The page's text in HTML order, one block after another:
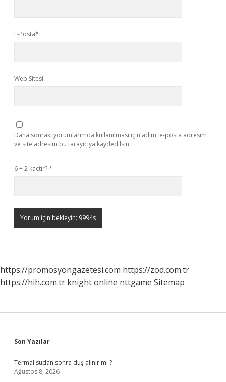
E-Posta*
Web Sitesi
Daha sonraki yorumlarımda kullanılması için adım, e-posta adresim
ve site adresim bu tarayıcıya kaydedilsin.
6 + 2 kaçtır?*
https://promosyongazetesi.com https://zod.com.tr
https://hih.com.tr knight online nttgame Sitemap
Sidebar
Son Yazılar
Termal sudan sonra duş alınır mı ?
Ağustos 8, 2026